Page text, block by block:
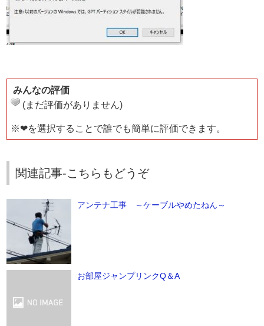
みんなの評価
(まだ評価がありません)
※❤を選択することで誰でも簡単に評価できます。
関連記事-こちらもどうぞ
アンテナ工事 ～ケーブルやめたねん～
お部屋ジャンプリンクQ＆A